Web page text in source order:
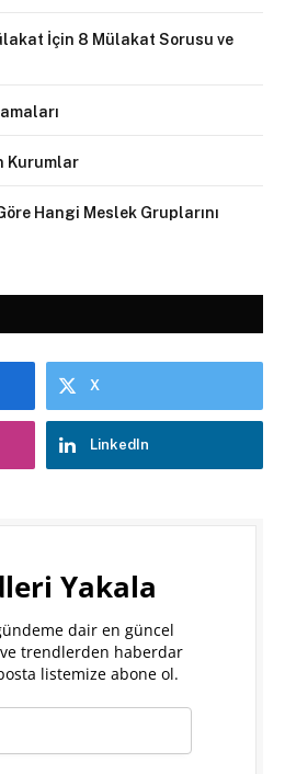
İçin 8 Mülakat Sorusu ve
Kurumlar
Hangi Meslek Gruplarını
X
LinkedIn
Yakala
dair en güncel
trendlerden haberdar
listemize abone ol.